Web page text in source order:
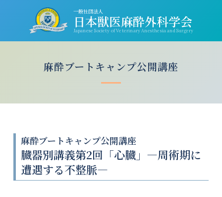
一般社団法人
日本獣医麻酔外科学会
Japanese Society of Veterinary Anesthesia and Surgery
麻酔ブートキャンプ公開講座
麻酔ブートキャンプ公開講座
臓器別講義第2回「心臓」―周術期に
遭遇する不整脈―